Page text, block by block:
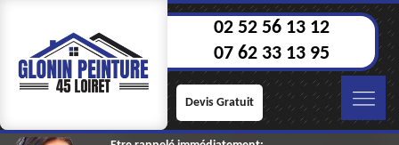
02 52 56 13 12
07 62 33 13 95
Devis Gratuit